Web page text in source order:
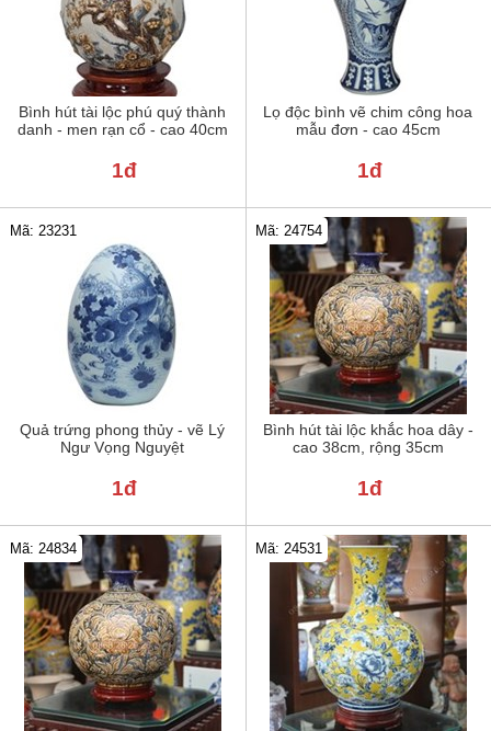
Bình hút tài lộc phú quý thành
danh - men rạn cổ - cao 40cm
1đ
Lọ độc bình vẽ chim công hoa
mẫu đơn - cao 45cm
1đ
Quả trứng phong thủy - vẽ Lý
Ngư Vọng Nguyệt
Mã: 23231
1đ
Bình hút tài lộc khắc hoa dây -
cao 38cm, rộng 35cm
Mã: 24754
1đ
Mã: 24834 Mã: 24531